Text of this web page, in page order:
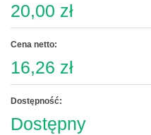
20,00 zł
Cena netto:
16,26 zł
Dostępność:
Dostępny